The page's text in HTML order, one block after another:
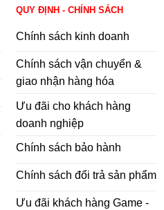
QUY ĐỊNH - CHÍNH SÁCH
Chính sách kinh doanh
Chính sách vận chuyển &
giao nhận hàng hóa
Ưu đãi cho khách hàng
doanh nghiệp
Chính sách bảo hành
Chính sách đổi trả sản phẩm
Ưu đãi khách hàng Game -